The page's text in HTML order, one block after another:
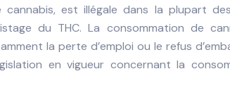
est illégale dans la plupart
du THC. La consommation de
la perte d’emploi ou le refus
en vigueur concernant la